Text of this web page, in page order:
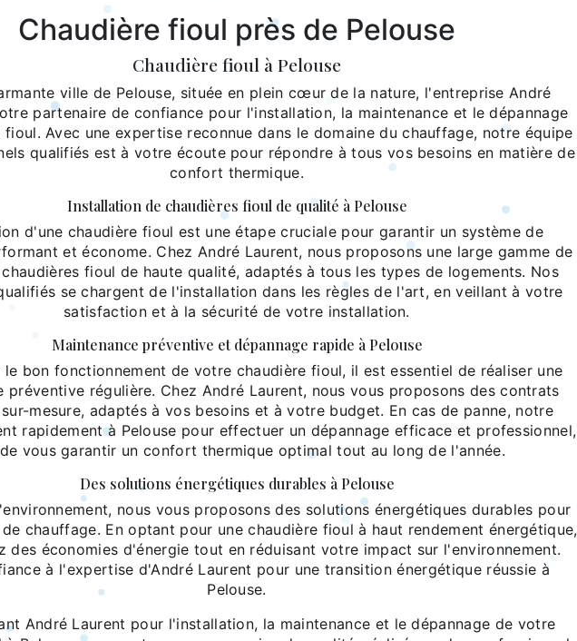
Chaudière fioul près de Pelouse
Chaudière fioul à Pelouse
ville de Pelouse, située en plein cœur de la nature, l'entreprise André
partenaire de confiance pour l'installation, la maintenance et le dépannage
fioul. Avec une expertise reconnue dans le domaine du chauffage, notre équipe
qualifiés est à votre écoute pour répondre à tous vos besoins en matière de
confort thermique.
Installation de chaudières fioul de qualité à Pelouse
d'une chaudière fioul est une étape cruciale pour garantir un système de
et économe. Chez André Laurent, nous proposons une large gamme de
fioul de haute qualité, adaptés à tous les types de logements. Nos
se chargent de l'installation dans les règles de l'art, en veillant à votre
satisfaction et à la sécurité de votre installation.
Maintenance préventive et dépannage rapide à Pelouse
le bon fonctionnement de votre chaudière fioul, il est essentiel de réaliser une
préventive régulière. Chez André Laurent, nous vous proposons des contrats
mesure, adaptés à vos besoins et à votre budget. En cas de panne, notre
rapidement à Pelouse pour effectuer un dépannage efficace et professionnel,
vous garantir un confort thermique optimal tout au long de l'année.
Des solutions énergétiques durables à Pelouse
nous vous proposons des solutions énergétiques durables pour
chauffage. En optant pour une chaudière fioul à haut rendement énergétique,
des économies d'énergie tout en réduisant votre impact sur l'environnement.
à l'expertise d'André Laurent pour une transition énergétique réussie à
Pelouse.
André Laurent pour l'installation, la maintenance et le dépannage de votre